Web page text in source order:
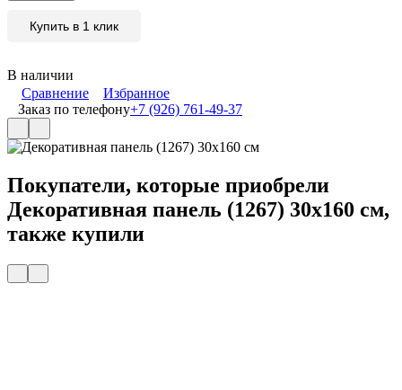
Купить в 1 клик
В наличии
Сравнение
Избранное
Заказ по телефону+7 (926) 761-49-37
Покупатели, которые приобрели
Декоративная панель (1267) 30x160 см,
также купили